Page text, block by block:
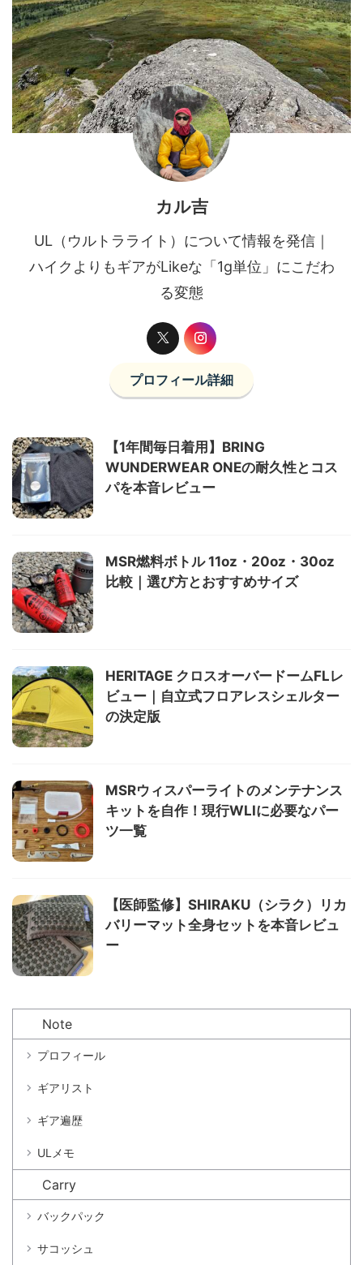
カル吉
UL（ウルトラライト）について情報を発信｜
ハイクよりもギアがLikeな「1g単位」にこだわ
る変態
プロフィール詳細
【1年間毎日着用】BRING
WUNDERWEAR ONEの耐久性とコス
パを本音レビュー
MSR燃料ボトル 11oz・20oz・30oz
比較｜選び方とおすすめサイズ
HERITAGE クロスオーバードームFLレ
ビュー｜自立式フロアレスシェルター
の決定版
MSRウィスパーライトのメンテナンス
キットを自作！現行WLIに必要なパー
ツ一覧
【医師監修】SHIRAKU（シラク）リカ
バリーマット全身セットを本音レビュ
ー
Note
プロフィール
ギアリスト
ギア遍歴
ULメモ
Carry
バックパック
サコッシュ